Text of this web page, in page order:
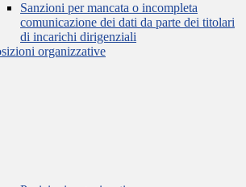
Sanzioni per mancata o incompleta
comunicazione dei dati da parte dei titolari
di incarichi dirigenziali
organizzative